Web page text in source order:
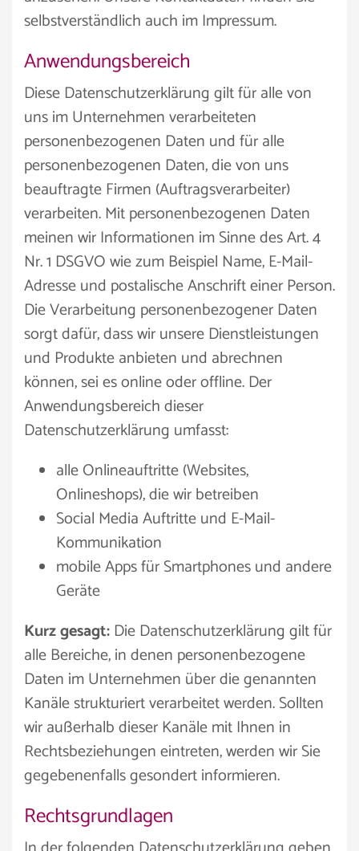
selbstverständlich auch im Impressum.
Anwendungsbereich
Diese Datenschutzerklärung gilt für alle von
uns im Unternehmen verarbeiteten
personenbezogenen Daten und für alle
personenbezogenen Daten, die von uns
beauftragte Firmen (Auftragsverarbeiter)
verarbeiten. Mit personenbezogenen Daten
meinen wir Informationen im Sinne des Art. 4
Nr. 1 DSGVO wie zum Beispiel Name, E-Mail-
Adresse und postalische Anschrift einer Person.
Die Verarbeitung personenbezogener Daten
sorgt dafür, dass wir unsere Dienstleistungen
und Produkte anbieten und abrechnen
können, sei es online oder offline. Der
Anwendungsbereich dieser
Datenschutzerklärung umfasst:
alle Onlineauftritte (Websites,
Onlineshops), die wir betreiben
Social Media Auftritte und E-Mail-
Kommunikation
mobile Apps für Smartphones und andere
Geräte
Kurz gesagt: Die Datenschutzerklärung gilt für
alle Bereiche, in denen personenbezogene
Daten im Unternehmen über die genannten
Kanäle strukturiert verarbeitet werden. Sollten
wir außerhalb dieser Kanäle mit Ihnen in
Rechtsbeziehungen eintreten, werden wir Sie
gegebenenfalls gesondert informieren.
Rechtsgrundlagen